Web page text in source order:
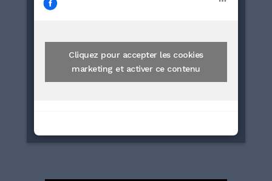
Cliquez pour accepter les cookies
marketing et activer ce contenu